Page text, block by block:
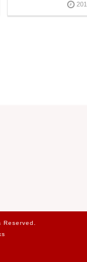
Reserved.